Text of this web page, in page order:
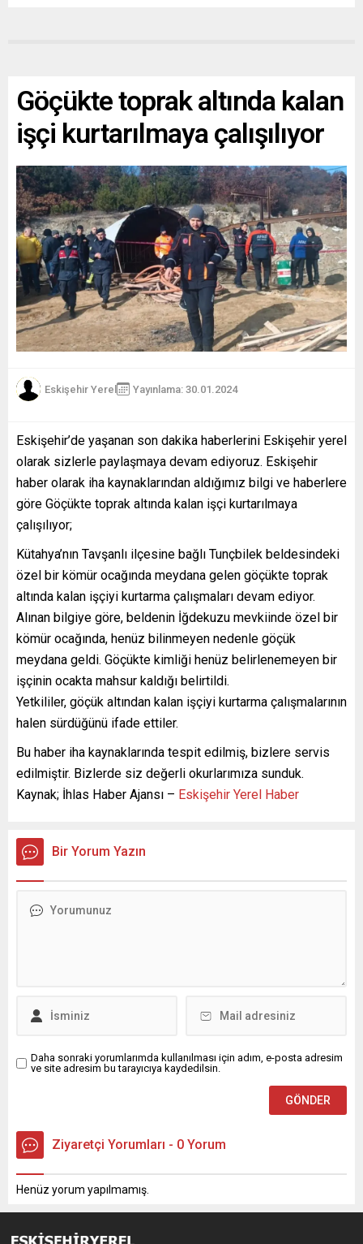
Göçükte toprak altında kalan
işçi kurtarılmaya çalışılıyor
Eskişehir Yerel Yayınlama: 30.01.2024
Eskişehir’de yaşanan son dakika haberlerini Eskişehir yerel
olarak sizlerle paylaşmaya devam ediyoruz. Eskişehir
haber olarak iha kaynaklarından aldığımız bilgi ve haberlere
göre Göçükte toprak altında kalan işçi kurtarılmaya
çalışılıyor;
Kütahya’nın Tavşanlı ilçesine bağlı Tunçbilek beldesindeki
özel bir kömür ocağında meydana gelen göçükte toprak
altında kalan işçiyi kurtarma çalışmaları devam ediyor.
Alınan bilgiye göre, beldenin İğdekuzu mevkiinde özel bir
kömür ocağında, henüz bilinmeyen nedenle göçük
meydana geldi. Göçükte kimliği henüz belirlenemeyen bir
işçinin ocakta mahsur kaldığı belirtildi.
Yetkililer, göçük altından kalan işçiyi kurtarma çalışmalarının
halen sürdüğünü ifade ettiler.
Bu haber iha kaynaklarında tespit edilmiş, bizlere servis
edilmiştir. Bizlerde siz değerli okurlarımıza sunduk.
Kaynak; İhlas Haber Ajansı – Eskişehir Yerel Haber
Bir Yorum Yazın
Daha sonraki yorumlarımda kullanılması için adım, e-posta adresim
ve site adresim bu tarayıcıya kaydedilsin.
Ziyaretçi Yorumları - 0 Yorum
Henüz yorum yapılmamış.